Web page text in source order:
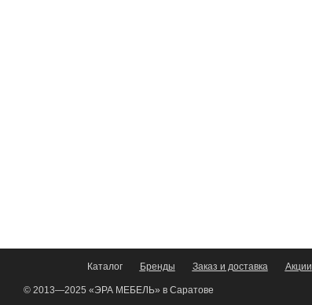
Каталог Бренды Заказ и доставка Акции
© 2013—2025 «ЭРА МЕБЕЛЬ» в Саратове